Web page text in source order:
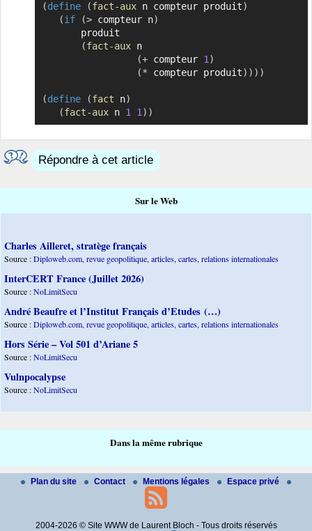
(define (fact-aux n compteur produit)
(if (> compteur n)
(fact-aux n
(+ compteur 1)
(* compteur produit) ) ) )
(define (fact n)
(fact-aux n 1 1) )
Répondre à cet article
Sur le Web
Charles Ailleret, stratège français
Source :Diploweb.com, revue geopolitique, articles, cartes, relations internationales
InterCERT France (Juillet 2026)
Source :NoLimitSecu
André Beaufre et l’Institut Français d’Etudes (…)
Source :Diploweb.com, revue geopolitique, articles, cartes, relations internationales
Hors Série – Vol 501 d’Ariane 5
Source :NoLimitSecu
Vulnpocalypse
Source :NoLimitSecu
Dans la même rubrique
Plan du site Contact Mentions légales Espace privé
2004-2026 © Site WWW de Laurent Bloch - Tous droits réservés